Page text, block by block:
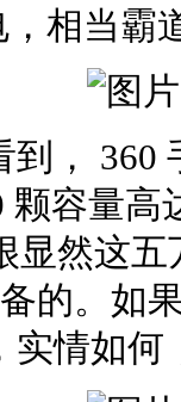
，相当霸
到， 360
颗容量
显然这
的。如
实情如